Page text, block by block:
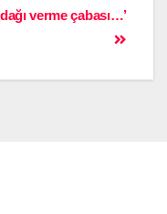
verme çabası…’